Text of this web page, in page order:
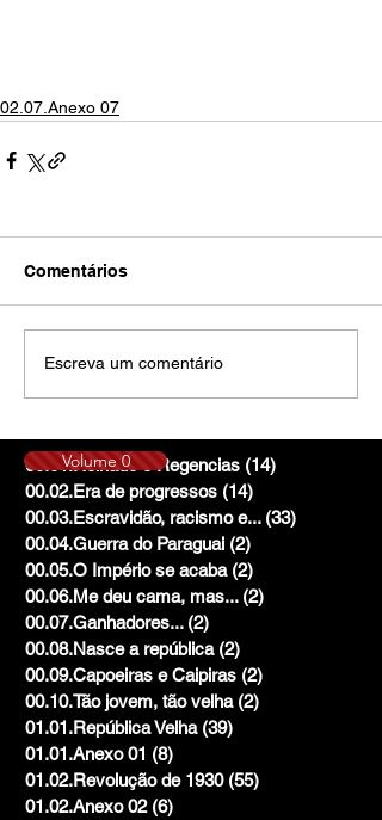
02.07.Anexo 07
Comentários
Escreva um comentário
00.01.Reinado e Regencias (14)
00.02.Era de progressos (14)
00.03.Escravidão, racismo e... (33)
00.04.Guerra do Paraguai (2)
00.05.O Império se acaba (2)
00.06.Me deu cama, mas... (2)
00.07.Ganhadores... (2)
00.08.Nasce a república (2)
00.09.Capoeiras e Caipiras (2)
00.10.Tão jovem, tão velha (2)
01.01.República Velha (39)
01.01.Anexo 01 (8)
01.02.Revolução de 1930 (55)
01.02.Anexo 02 (6)
Volume 0